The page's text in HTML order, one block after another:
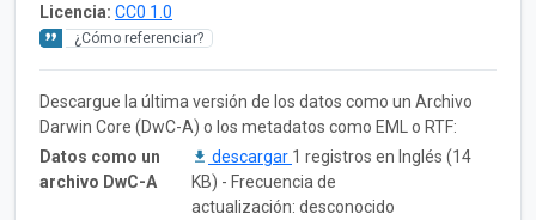
Licencia: CC0 1.0
¿Cómo referenciar?
Descargue la última versión de los datos como un Archivo
Darwin Core (DwC-A) o los metadatos como EML o RTF:
Datos como un
archivo DwC-A
descargar 1 registros en Inglés (14
KB) - Frecuencia de
actualización: desconocido